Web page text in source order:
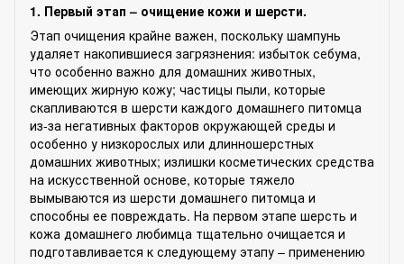
1. Первый этап – очищение кожи и шерсти.
Этап очищения крайне важен, поскольку шампунь
удаляет накопившиеся загрязнения: избыток себума,
что особенно важно для домашних животных,
имеющих жирную кожу; частицы пыли, которые
скапливаются в шерсти каждого домашнего питомца
из-за негативных факторов окружающей среды и
особенно у низкорослых или длинношерстных
домашних животных; излишки косметических средства
на искусственной основе, которые тяжело
вымываются из шерсти домашнего питомца и
способны ее повреждать. На первом этапе шерсть и
кожа домашнего любимца тщательно очищается и
подготавливается к следующему этапу – применению